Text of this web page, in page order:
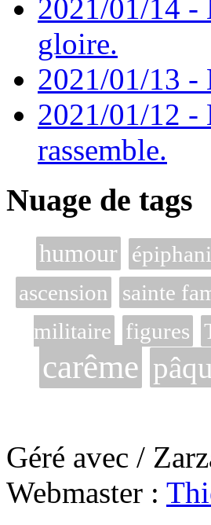
2021/01/14 -
gloire.
2021/01/13 -
2021/01/12 -
rassemble.
Nuage de tags
humour
ascension
sainte
militaire figures
carême
Géré avec /
Webmaster :